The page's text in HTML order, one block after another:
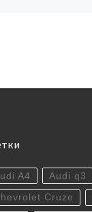
A4 Audi q3
Cruze